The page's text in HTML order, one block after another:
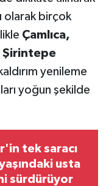
olarak birçok
Çamlıca,
Şirintepe
yenileme
yoğun şekilde
tek saracı
usta
sürdürüyor